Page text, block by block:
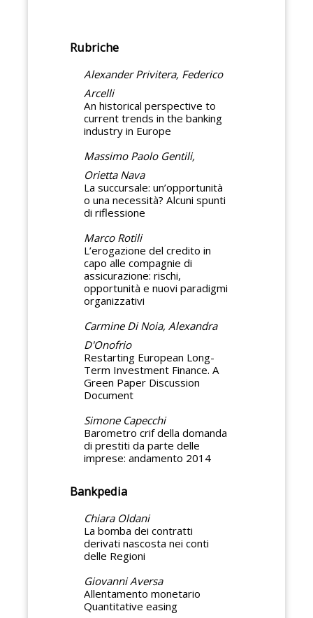
Rubriche
Alexander Privitera, Federico
Arcelli
An historical perspective to
current trends in the banking
industry in Europe
Massimo Paolo Gentili,
Orietta Nava
La succursale: un’opportunità
o una necessità? Alcuni spunti
di riflessione
Marco Rotili
L’erogazione del credito in
capo alle compagnie di
assicurazione: rischi,
opportunità e nuovi paradigmi
organizzativi
Carmine Di Noia, Alexandra
D'Onofrio
Restarting European Long-
Term Investment Finance. A
Green Paper Discussion
Document
Simone Capecchi
Barometro crif della domanda
di prestiti da parte delle
imprese: andamento 2014
Bankpedia
Chiara Oldani
La bomba dei contratti
derivati nascosta nei conti
delle Regioni
Giovanni Aversa
Allentamento monetario
Quantitative easing